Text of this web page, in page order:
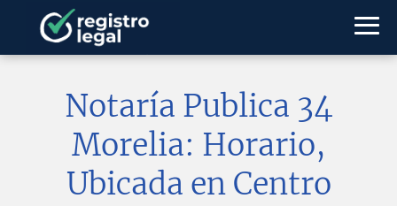
Notaría Publica 34
Morelia: Horario,
Ubicada en Centro